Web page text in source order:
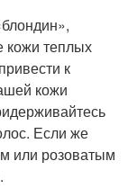
кожи теплых
к
кожи
Если же
или розоватым